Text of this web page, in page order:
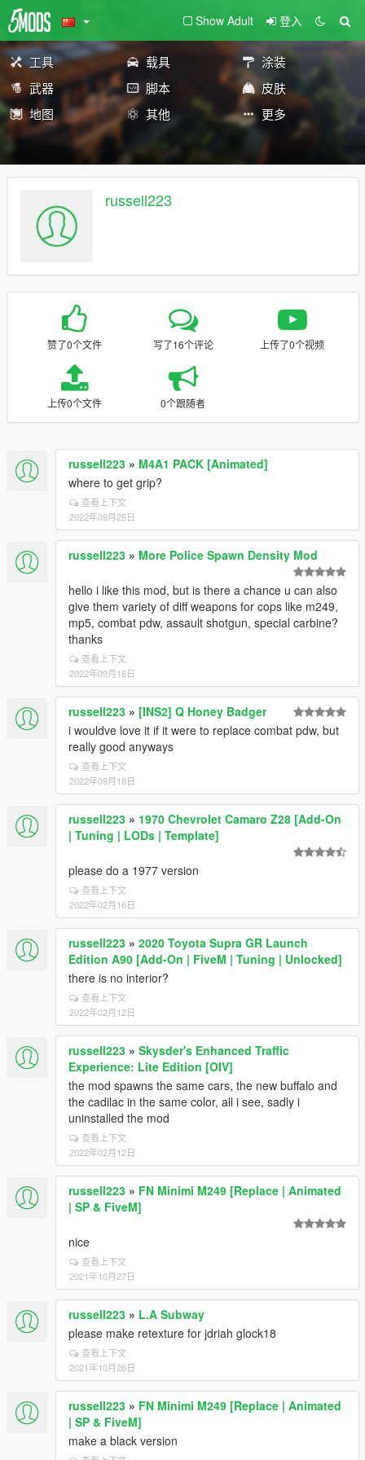
Show Adult 登入
工具 载具
涂装
武器
脚本
皮肤
地图
其他 更多
russell223
赞了0个文件 写了16个评论 上传了0个视频
上传0个文件 0个跟随者
russell223 » M4A1 PACK [Animated]
where to get grip?
查看上下文
2022年09月25日
russell223 » More Police Spawn Density Mod
hello i like this mod, but is there a chance u can also
give them variety of diff weapons for cops like m249,
mp5, combat pdw, assault shotgun, special carbine?
thanks
查看上下文
2022年09月18日
russell223 » [INS2] Q Honey Badger
i wouldve love it if it were to replace combat pdw, but
really good anyways
查看上下文
2022年09月18日
russell223 » 1970 Chevrolet Camaro Z28 [Add-On
| Tuning | LODs | Template]
please do a 1977 version
查看上下文
2022年02月16日
russell223 » 2020 Toyota Supra GR Launch
Edition A90 [Add-On | FiveM | Tuning | Unlocked]
there is no interior?
查看上下文
2022年02月12日
russell223 » Skysder's Enhanced Traffic
Experience: Lite Edition [OIV]
the mod spawns the same cars, the new buffalo and
the cadilac in the same color, all i see, sadly i
uninstalled the mod
查看上下文
2022年02月12日
russell223 » FN Minimi M249 [Replace | Animated
| SP & FiveM]
nice
查看上下文
2021年10月27日
russell223 » L.A Subway
please make retexture for jdriah glock18
查看上下文
2021年10月26日
russell223 » FN Minimi M249 [Replace | Animated
| SP & FiveM]
make a black version